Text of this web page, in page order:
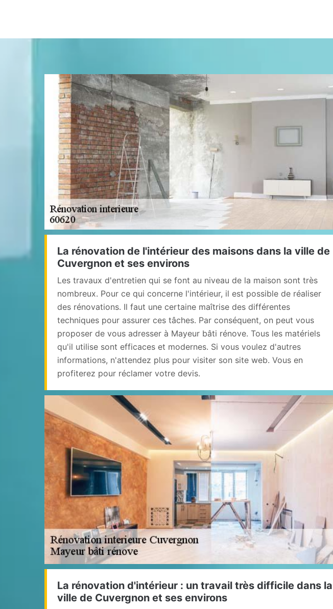
La rénovation de l'intérieur des maisons dans la ville de
Cuvergnon et ses environs
Les travaux d'entretien qui se font au niveau de la maison sont très
nombreux. Pour ce qui concerne l'intérieur, il est possible de réaliser
des rénovations. Il faut une certaine maîtrise des différentes
techniques pour assurer ces tâches. Par conséquent, on peut vous
proposer de vous adresser à Mayeur bâti rénove. Tous les matériels
qu'il utilise sont efficaces et modernes. Si vous voulez d'autres
informations, n'attendez plus pour visiter son site web. Vous en
profiterez pour réclamer votre devis.
La rénovation d'intérieur : un travail très difficile dans la
ville de Cuvergnon et ses environs